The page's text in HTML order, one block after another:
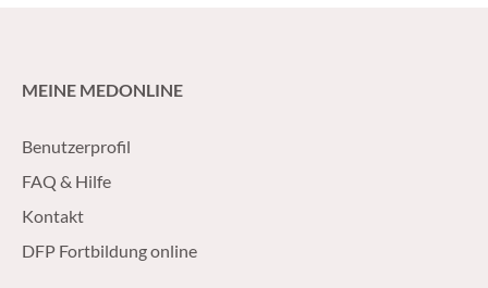
MEINE MEDONLINE
Benutzerprofil
FAQ & Hilfe
Kontakt
DFP Fortbildung online